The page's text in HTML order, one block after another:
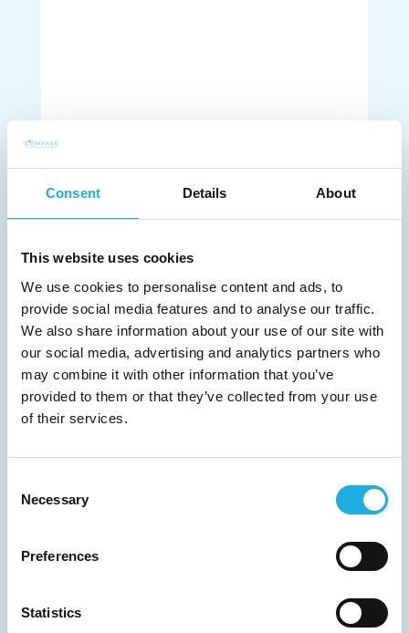
Consent Details About
This website uses cookies
We use cookies to personalise content and ads, to
provide social media features and to analyse our traffic.
We also share information about your use of our site with
our social media, advertising and analytics partners who
may combine it with other information that you’ve
provided to them or that they’ve collected from your use
of their services.
Selection
Necessary
Preferences
Statistics
THE LIFE SCIENCE INDUSTRY
“Only by recognising and addressing
these modern work demands can
organisations thrive and retain talent in
a time when employees’ expectations…”
Les mer →